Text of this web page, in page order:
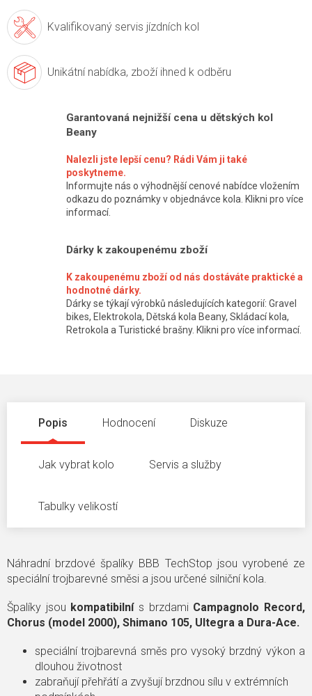
Kvalifikovaný servis jízdních kol
Unikátní nabídka, zboží ihned k odběru
Garantovaná nejnižší cena u dětských kol
Beany
Nalezli jste lepší cenu? Rádi Vám ji také
poskytneme.
Informujte nás o výhodnější cenové nabídce vložením
odkazu do poznámky v objednávce kola. Klikni pro více
informací.
Dárky k zakoupenému zboží
K zakoupenému zboží od nás dostáváte praktické a
hodnotné dárky.
Dárky se týkají výrobků následujících kategorií: Gravel
bikes, Elektrokola, Dětská kola Beany, Skládací kola,
Retrokola a Turistické brašny. Klikni pro více informací.
Popis Hodnocení Diskuze
Jak vybrat kolo Servis a služby
Tabulky velikostí
Náhradní brzdové špalíky BBB TechStop jsou vyrobené ze
speciální trojbarevné směsi a jsou určené silniční kola.
Špalíky jsou kompatibilnís brzdami Campagnolo Record,
Chorus (model 2000), Shimano 105, Ultegra a Dura-Ace.
speciální trojbarevná směs pro vysoký brzdný výkon a
dlouhou životnost
zabraňují přehřátí a zvyšují brzdnou sílu v extrémních